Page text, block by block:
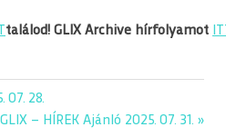
találod! GLIX Archive hírfolyamot
07. 28.
Next
GLIX – HÍREK Ajánló 2025. 07. 31.